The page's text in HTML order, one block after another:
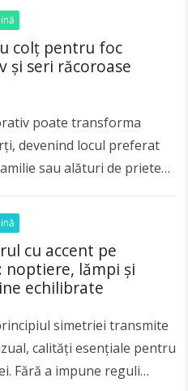
colț pentru foc
și seri răcoroase
poate transforma
devenind locul preferat
sau alături de prieteni.
cu accent pe
noptiere, lămpi și
echilibrate
simetriei transmite
calități esențiale pentru
Fără a impune reguli